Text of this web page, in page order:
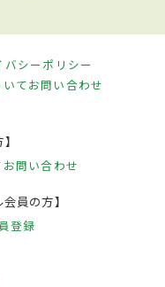
バシーポリシー
てお問い合わせ
お問い合わせ
員の方】
登録